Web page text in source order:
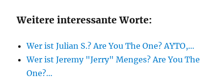
Weitere interessante Worte:
Wer ist Julian S.? Are You The One? AYTO,…
Wer ist Jeremy "Jerry" Menges? Are You The
One?…